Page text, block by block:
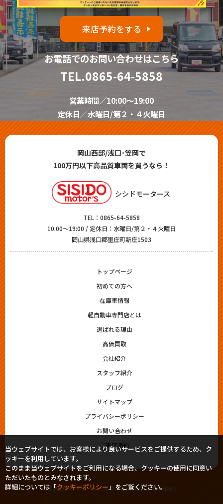
来店予約をする
お電話でのお問い合わせはこちら
TEL.0865-64-5858
営業時間／10:00～19:00
定休日／水曜日/第２・４火曜日
岡山西部/浅口･笠岡で
100万円以下高品質車両を買うなら！
シシドモータース
TEL： 0865-64-5858
10:00～19:00 / 定休日：水曜日/第２・４火曜日
岡山県浅口郡里庄町新庄1503
トップページ
初めての方へ
在庫車情報
軽自動車専門店とは
選ばれる理由
高価買取
会社紹介
スタッフ紹介
ブログ
サイトマップ
プライバシーポリシー
お問い合わせ
ご来店予約
© 2023シシドモータース. Designed byTratto Brain.
当ウェブサイトでは、お客様により良いサービスをご提供するため、ク
ッキーを利用しています。
このまま当ウェブサイトをご利用になる場合、クッキーの使用に同意い
ただいたものとみなされます。
詳細については「クッキーポリシー」をご覧ください。